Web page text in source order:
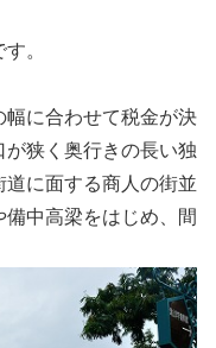
。
に合わせて税金が決
が狭く奥行きの長い独
に面する商人の街並
中高梁をはじめ、間